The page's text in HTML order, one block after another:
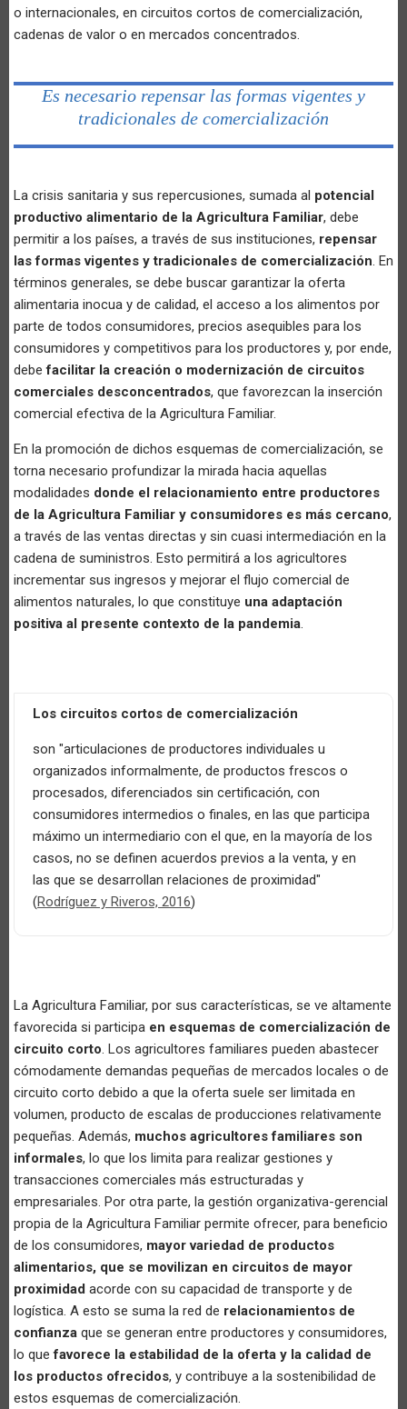
o internacionales, en circuitos cortos de comercialización,
cadenas de valor o en mercados concentrados.
Es necesario repensar las formas vigentes y
tradicionales de comercialización
La crisis sanitaria y sus repercusiones, sumada al potencial
productivo alimentario de la Agricultura Familiar, debe
permitir a los países, a través de sus instituciones, repensar
las formas vigentes y tradicionales de comercialización. En
términos generales, se debe buscar garantizar la oferta
alimentaria inocua y de calidad, el acceso a los alimentos por
parte de todos consumidores, precios asequibles para los
consumidores y competitivos para los productores y, por ende,
debefacilitar la creación o modernización de circuitos
comerciales desconcentrados, que favorezcan la inserción
comercial efectiva de la Agricultura Familiar.
En la promoción de dichos esquemas de comercialización, se
torna necesario profundizar la mirada hacia aquellas
modalidades donde el relacionamiento entre productores
de la Agricultura Familiar y consumidores es más cercano,
a través de las ventas directas y sin cuasi intermediación en la
cadena de suministros. Esto permitirá a los agricultores
incrementar sus ingresos y mejorar el flujo comercial de
alimentos naturales, lo que constituye una adaptación
positiva al presente contexto de la pandemia.
Los circuitos cortos de comercialización
son "articulaciones de productores individuales u
organizados informalmente, de productos frescos o
procesados, diferenciados sin certificación, con
consumidores intermedios o finales, en las que participa
máximo un intermediario con el que, en la mayoría de los
casos, no se definen acuerdos previos a la venta, y en
las que se desarrollan relaciones de proximidad"
(Rodríguez y Riveros, 2016)
La Agricultura Familiar, por sus características, se ve altamente
favorecida si participa en esquemas de comercialización de
circuito corto. Los agricultores familiares pueden abastecer
cómodamente demandas pequeñas de mercados locales o de
circuito corto debido a que la oferta suele ser limitada en
volumen, producto de escalas de producciones relativamente
pequeñas. Además, muchos agricultores familiares son
informales, lo que los limita para realizar gestiones y
transacciones comerciales más estructuradas y
empresariales. Por otra parte, la gestión organizativa-gerencial
propia de la Agricultura Familiar permite ofrecer, para beneficio
de los consumidores, mayor variedad de productos
alimentarios, que se movilizan en circuitos de mayor
proximidad acorde con su capacidad de transporte y de
logística. A esto se suma la red de relacionamientos de
confianza que se generan entre productores y consumidores,
lo quefavorece la estabilidad de la oferta y la calidad de
los productos ofrecidos, y contribuye a la sostenibilidad de
estos esquemas de comercialización.